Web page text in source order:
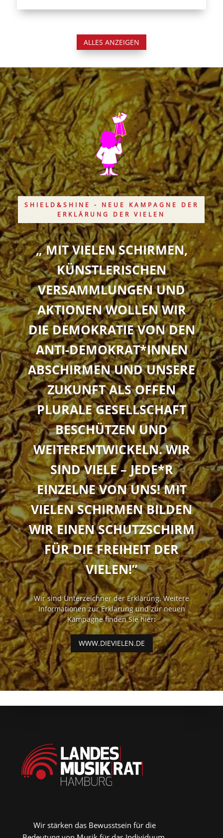
ALLES ANZEIGEN
SHIELD&SHINE - NEUE KAMPAGNE DER
ERKLÄRUNG DER VIELEN
„ MIT VIELEN SCHIRMEN,
KÜNSTLERISCHEN
VERSAMMLUNGEN UND
AKTIONEN WOLLEN WIR
DIE DEMOKRATIE VON DEN
ANTI-DEMOKRAT*INNEN
ABSCHIRMEN UND UNSERE
ZUKUNFT ALS OFFEN
PLURALE GESELLSCHAFT
BESCHÜTZEN UND
WEITERENTWICKELN. WIR
SIND VIELE – JEDE*R
EINZELNE VON UNS! MIT
VIELEN SCHIRMEN BILDEN
WIR EINEN SCHUTZSCHIRM
FÜR DIE FREIHEIT DER
VIELEN!”
Wir sind Unterzeichner der Erklärung. Weitere
Informationen zur Erklärung und zur neuen
Kampagne finden Sie hier:
WWW.DIEVIELEN.DE
Wir stärken das Bewusstsein für die